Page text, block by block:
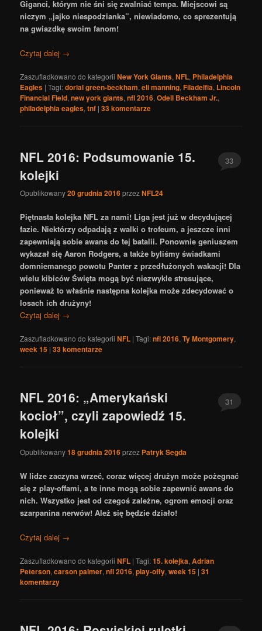
Giganci, którym nie śni się zwalniać tempa. Miejscowi są
niczym „jajko niespodzianka”, niewiadomo, co sprezentują
na gwiazdkę swoim fanom!
Czytaj dalej →
Zaszufladkowano do kategorii New York Giants,NFL, Philadelphia
Eagles |Tagi:dorial green-beckham,eli manning,Filadelfia, Lincoln
Financial Field,new york giants,nfl 2016,Odell Beckham Jr.,
philadelphia eagles,tnf |33komentarze
NFL 2016: Podsumowanie 15.
kolejki
Opublikowany20 grudnia 2016przezNFL24
33
Piętnasta kolejka NFL za nami! Liga jest już w decydującej
fazie. Niektórzy odpadają z walki o trofeum, a jeszcze inni
zapewniają sobie awans do tej batalii. Ponownie geniuszem
wykazał się Aaron Rodgers, a także byliśmy świadkami
domniemanego powotu Panter z przedłużonych wakacji! Dla
wielu kibiców Święta mogą być niezwykle stresujące,
ponieważ to właśnie następna kolejka może zdecydować o
losach ich drużyny!
Czytaj dalej →
Zaszufladkowano do kategorii NFL |Tagi:nfl 2016,Ty Montgomery,
week 15 |33komentarze
NFL 2016: „Amerykański
kocioł”, czyli zapowiedź 15.
kolejki
Opublikowany18 grudnia 2016przez Patryk Segda
31
W lidze zaczyna wrzeć, coraz więcej drużyn może pożegnać
się z play-offami, a te inne mogą sobie zapewnić awans do
nich. Wszystko jest od czegoś zależne, ogrom emocji oraz
szarpanina nerwów! Ależ się będzie działo!
Czytaj dalej →
Zaszufladkowano do kategorii NFL |Tagi:15. kolejka,Adrian
Peterson,carson palmer,nfl 2016,play-offy,week 15 |31
komentarzy